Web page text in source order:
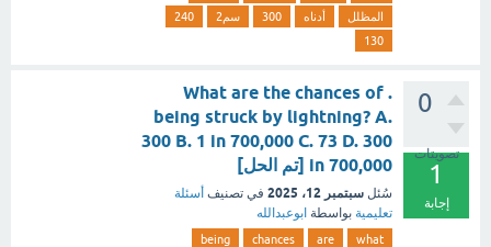
المظلل
أدناه 300 سم2
240
130
0
تصويتات
1
إجابة
. What are the chances of
being struck by lightning? A.
300 B. 1 in 700,000 C. 73 D. 300
in 700,000 [تم الحل]
سُئل سبتمبر 12، 2025 في تصنيف أسئلة
تعليمية بواسطة ابوعبدالله
what
are
chances
being